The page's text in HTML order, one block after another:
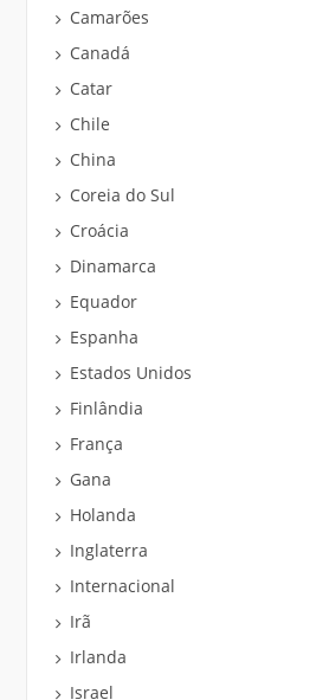
Camarões
Canadá
Catar
Chile
China
Coreia do Sul
Croácia
Dinamarca
Equador
Espanha
Estados Unidos
Finlândia
França
Gana
Holanda
Inglaterra
Internacional
Irã
Irlanda
Israel